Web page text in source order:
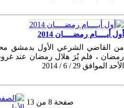
أول أيــــام رمضــــان 2014
من القاضي الشرعي الأول بدمشق
رمضان ، فلم يُرَ هلال رمضان عند
الأحد الموافق 29 / 6 / 2014
صفحة 8 من 13